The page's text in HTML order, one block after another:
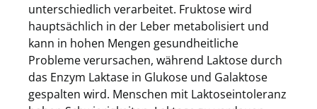
unterschiedlich verarbeitet. Fruktose wird
hauptsächlich in der Leber metabolisiert und
kann in hohen Mengen gesundheitliche
Probleme verursachen, während Laktose durch
das Enzym Laktase in Glukose und Galaktose
gespalten wird. Menschen mit Laktoseintoleranz